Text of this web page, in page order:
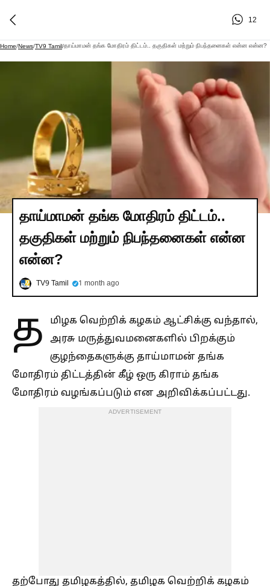
12
Home/News/TV9 Tamil/தாய்மாமன் தங்க மோதிரம் திட்டம்.. தகுதிகள் மற்றும் நிபந்தனைகள் என்ன என்ன?
தாய்மாமன் தங்க மோதிரம் திட்டம்..
தகுதிகள் மற்றும் நிபந்தனைகள் என்ன
என்ன?
TV9 Tamil 1 month ago
த
மிழக வெற்றிக் கழகம் ஆட்சிக்கு வந்தால்,
அரசு மருத்துவமனைகளில் பிறக்கும்
குழந்தைகளுக்கு தாய்மாமன் தங்க
மோதிரம் திட்டத்தின் கீழ் ஒரு கிராம் தங்க
மோதிரம் வழங்கப்படும் என அறிவிக்கப்பட்டது.
ADVERTISEMENT
தற்போது தமிழகத்தில், தமிழக வெற்றிக் கழகம்